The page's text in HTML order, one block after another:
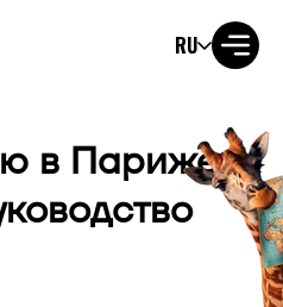
RU
в Париже: